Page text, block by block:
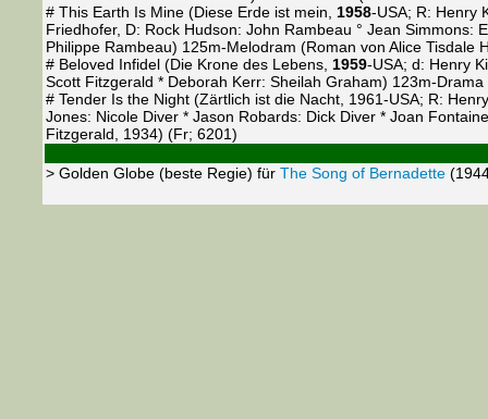
# This Earth Is Mine (Diese Erde ist mein, 1958-USA; R: Henry
Friedhofer, D: Rock Hudson: John Rambeau ° Jean Simmons:
Philippe Rambeau) 125m-Melodram (Roman von Alice Tisdale
# Beloved Infidel (Die Krone des Lebens, 1959-USA; d: Henry
Scott Fitzgerald * Deborah Kerr: Sheilah Graham) 123m-
# Tender Is the Night (Zärtlich ist die Nacht, 1961-USA; R:
Jones: Nicole Diver * Jason Robards: Dick Diver * Joan
Fitzgerald, 1934) (Fr; 6201)
> Golden Globe (beste Regie) für The Song of Bernadette